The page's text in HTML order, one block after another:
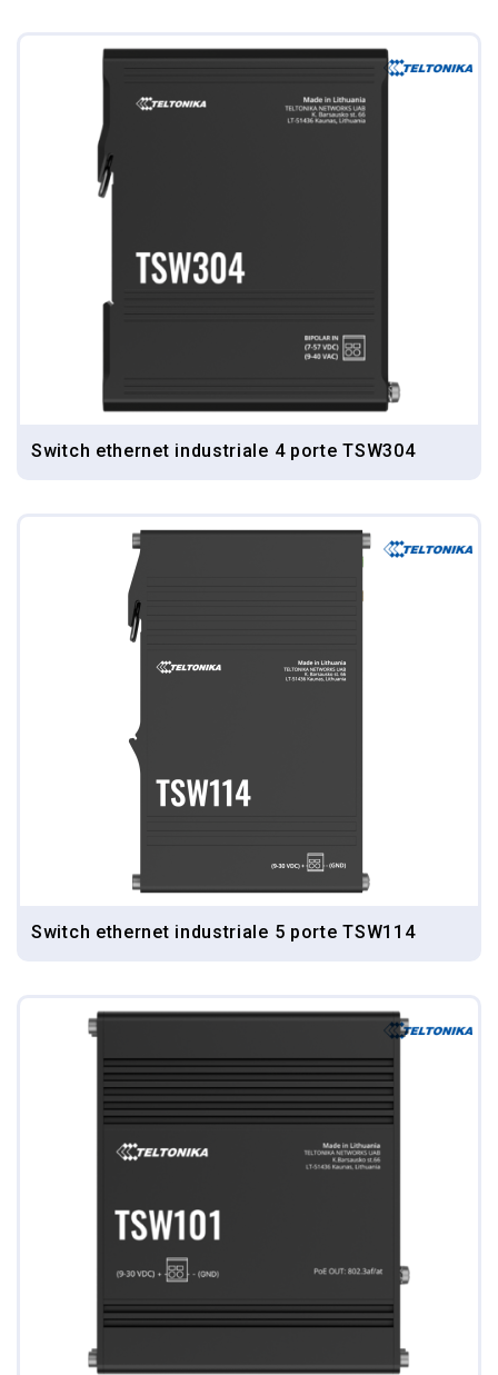
Switch ethernet industriale 4 porte TSW304
Switch ethernet industriale 5 porte TSW114